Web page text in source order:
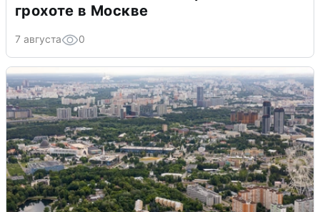
грохоте в Москве
7 августа 0